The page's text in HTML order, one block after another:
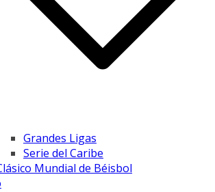
Grandes Ligas
Serie del Caribe
Mundial de Béisbol